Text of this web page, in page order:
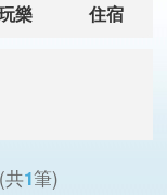
樂 住宿
共1筆)